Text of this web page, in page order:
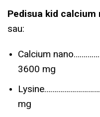
Pedisua kid calcium
sau:
Calcium
3600 mg
mg